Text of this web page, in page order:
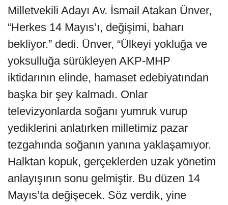
Milletvekili Adayı Av. İsmail Atakan Ünver,
“Herkes 14 Mayıs’ı, değişimi, baharı
bekliyor.” dedi. Ünver, “Ülkeyi yokluğa ve
yoksulluğa sürükleyen AKP-MHP
iktidarının elinde, hamaset edebiyatından
başka bir şey kalmadı. Onlar
televizyonlarda soğanı yumruk vurup
yediklerini anlatırken milletimiz pazar
tezgahında soğanın yanına yaklaşamıyor.
Halktan kopuk, gerçeklerden uzak yönetim
anlayışının sonu gelmiştir. Bu düzen 14
Mayıs’ta değişecek. Söz verdik, yine